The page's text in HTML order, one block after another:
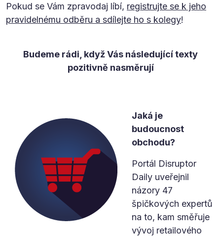
Pokud se Vám zpravodaj líbí, registrujte se k jeho
pravidelnému odběru a sdílejte ho s kolegy!
Budeme rádi, když Vás následující texty
pozitivně nasměrují
Jaká je
budoucnost
obchodu?
Portál Disruptor
Daily uveřejnil
názory 47
špičkových expertů
na to, kam směřuje
vývoj retailového